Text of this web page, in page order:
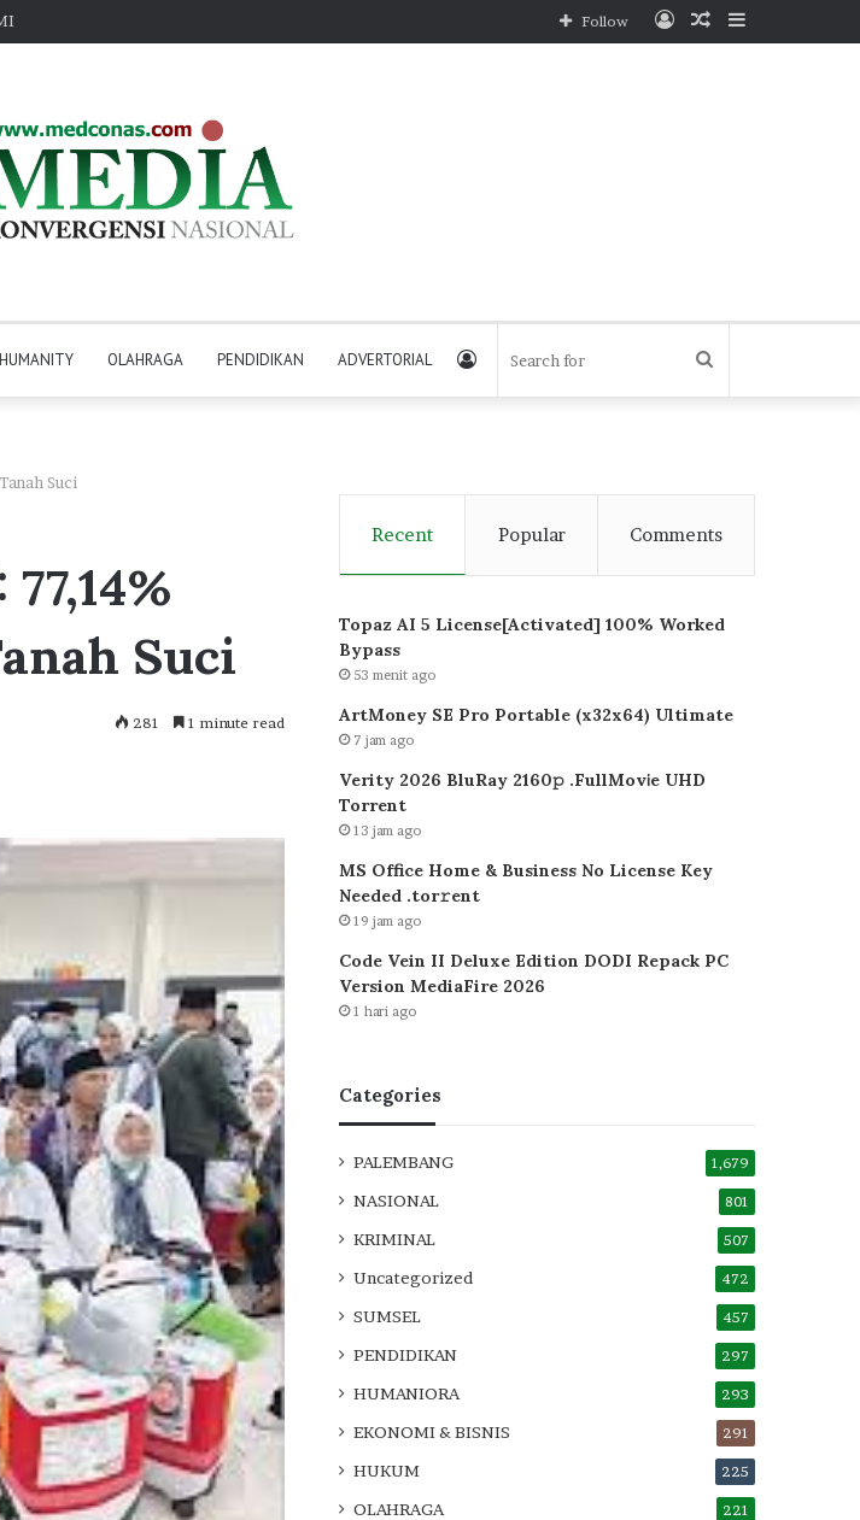
Sidebar
Random
Log
Follow
HUMANITY OLAHRAGA PENDIDIKAN ADVERTORIAL Search
Log
Suci
Suci
281 1 minute read
Recent Popular Comments
Topaz AI 5 License[Activated] 100% Worked
Bypass
53 menit ago
ArtMoney SE Pro Portable (x32x64) Ultimate
7 jam ago
Verity 2026 BluRay 2160𝚙 .FullMov𝗂e UHD
Torrent
13 jam ago
MS Office Home & Business No License Key
Needed .tоr𝚛еnt
19 jam ago
Code Vein II Deluxe Edition DODI Repack PC
Version MediaFire 2026
1 hari ago
Categories
PALEMBANG 1,679
NASIONAL 801
KRIMINAL 507
Uncategorized 472
SUMSEL 457
PENDIDIKAN 297
HUMANIORA 293
EKONOMI & BISNIS 291
HUKUM 225
OLAHRAGA 221